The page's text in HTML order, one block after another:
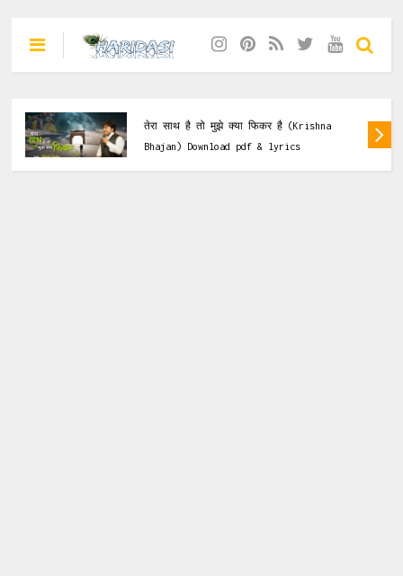
तेरा साथ है तो मुझे क्या फिकर है (Krishna
Bhajan) Download pdf & lyrics